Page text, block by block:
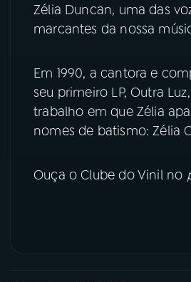
08PRÊMIO RÁDIO MEC
YouTube
Instagram X
Zélia Duncan, uma das
marcantes da nossa
Em 1990, a cantora e
seu primeiro LP, Outra
trabalho em que Zélia
nomes de batismo: Zélia
Ouça o Clube do Vinil no